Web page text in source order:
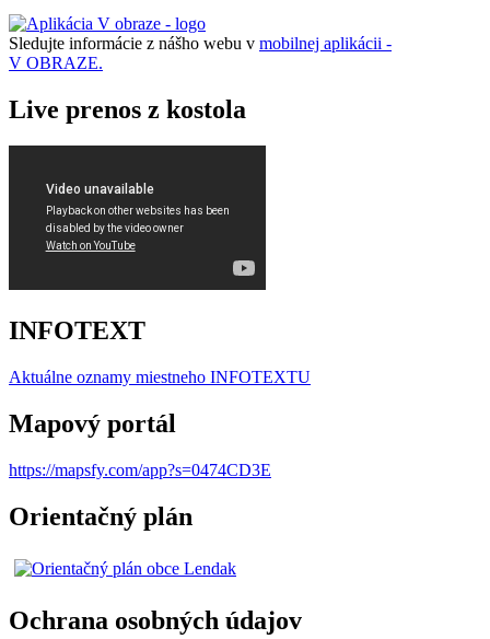
Sledujte informácie z nášho webu v mobilnej aplikácii -
V OBRAZE.
Live prenos z kostola
INFOTEXT
Aktuálne oznamy miestneho INFOTEXTU
Mapový portál
https://mapsfy.com/app?s=0474CD3E
Orientačný plán
Ochrana osobných údajov